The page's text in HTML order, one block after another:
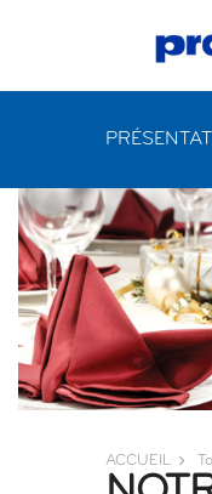
ACCUEIL